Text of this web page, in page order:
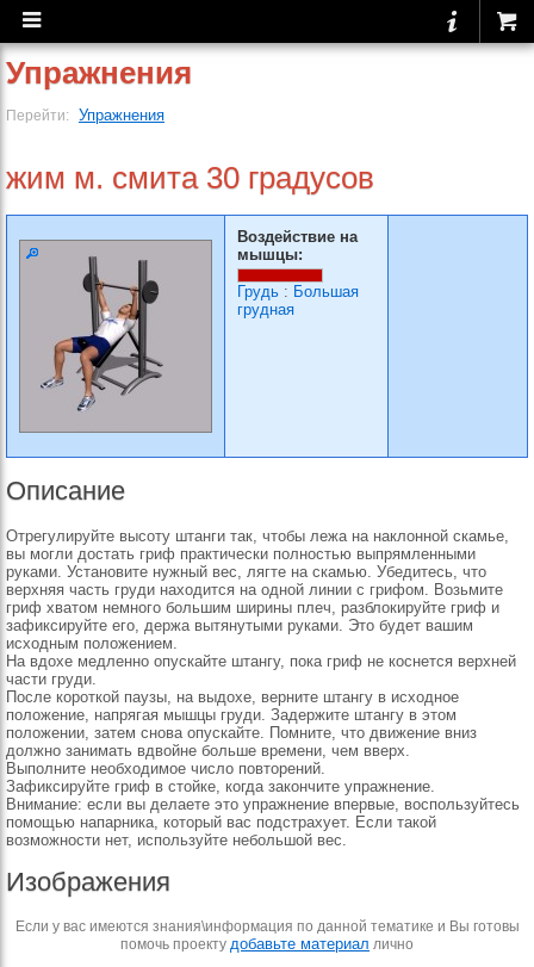
Упражнения
Перейти: Упражнения
жим м. смита 30 градусов
Воздействие на
мышцы:
Грудь : Большая
грудная
Описание
Отрегулируйте высоту штанги так, чтобы лежа на наклонной скамье,
вы могли достать гриф практически полностью выпрямленными
руками. Установите нужный вес, лягте на скамью. Убедитесь, что
верхняя часть груди находится на одной линии с грифом. Возьмите
гриф хватом немного большим ширины плеч, разблокируйте гриф и
зафиксируйте его, держа вытянутыми руками. Это будет вашим
исходным положением.
На вдохе медленно опускайте штангу, пока гриф не коснется верхней
части груди.
После короткой паузы, на выдохе, верните штангу в исходное
положение, напрягая мышцы груди. Задержите штангу в этом
положении, затем снова опускайте. Помните, что движение вниз
должно занимать вдвойне больше времени, чем вверх.
Выполните необходимое число повторений.
Зафиксируйте гриф в стойке, когда закончите упражнение.
Внимание: если вы делаете это упражнение впервые, воспользуйтесь
помощью напарника, который вас подстрахует. Если такой
возможности нет, используйте небольшой вес.
Изображения
Если у вас имеются знания\информация по данной тематике и Вы готовы
помочь проекту добавьте материал лично